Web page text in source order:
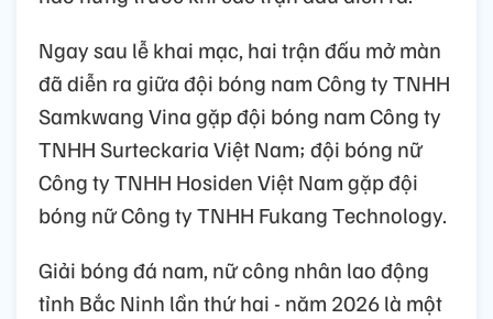
Ngay sau lễ khai mạc, hai trận đấu mở màn
đã diễn ra giữa đội bóng nam Công ty TNHH
Samkwang Vina gặp đội bóng nam Công ty
TNHH Surteckaria Việt Nam; đội bóng nữ
Công ty TNHH Hosiden Việt Nam gặp đội
bóng nữ Công ty TNHH Fukang Technology.
Giải bóng đá nam, nữ công nhân lao động
tỉnh Bắc Ninh lần thứ hai - năm 2026 là một